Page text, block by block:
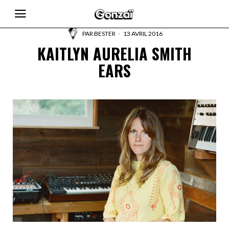
PARBESTER 13 AVRIL 2016
KAITLYN AURELIA SMITH
EARS